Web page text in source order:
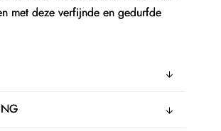
met deze verfijnde en gedurfde